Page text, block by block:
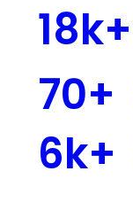
18k+
70+
6k+